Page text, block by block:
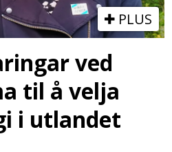
PLUS
ved
til å velja
i utlandet